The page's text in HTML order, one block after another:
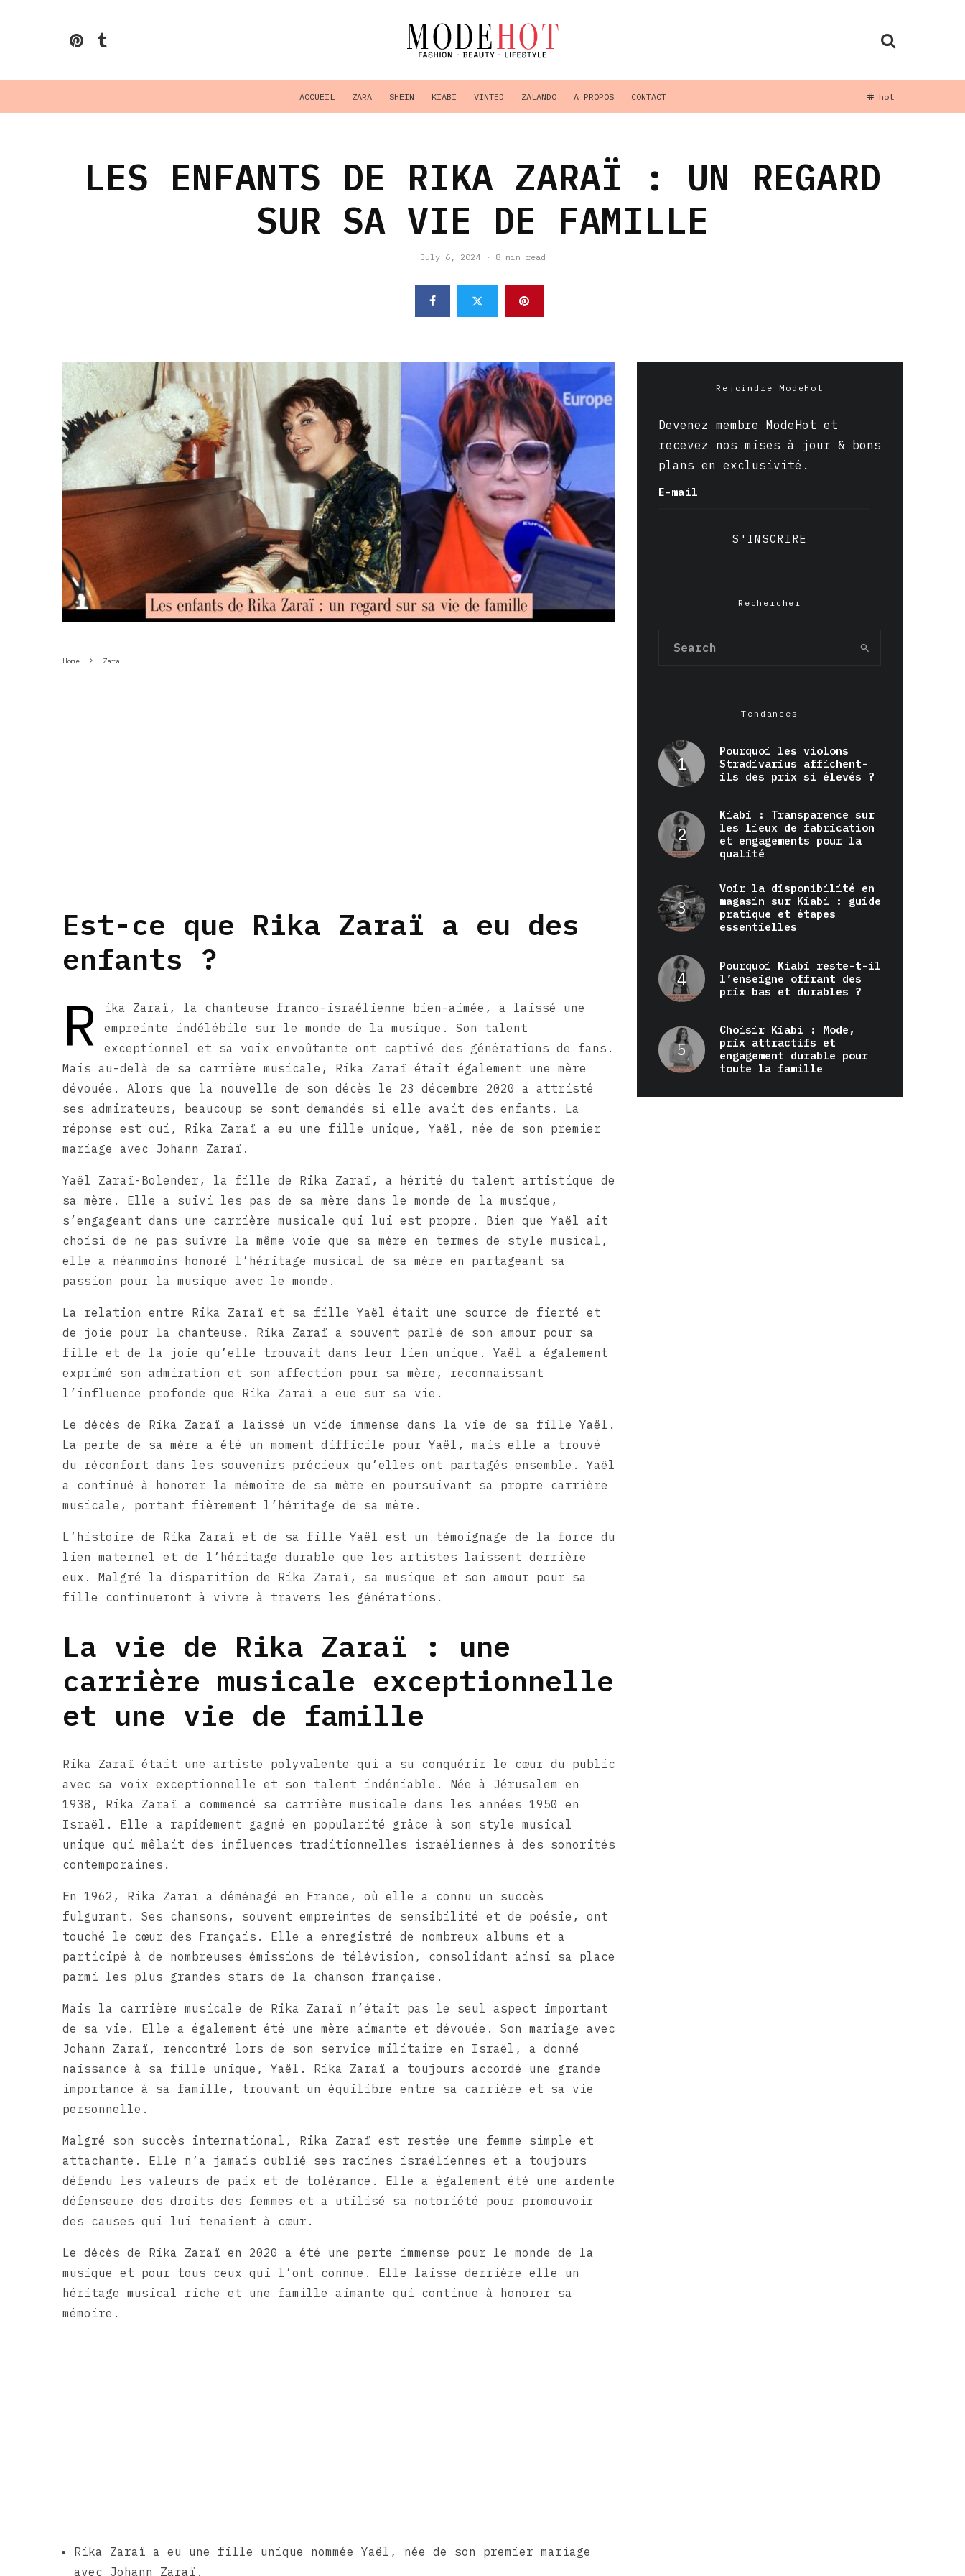
ACCUEIL ZARA SHEIN KIABI VINTED ZALANDO A PROPOS CONTACT hot
LES ENFANTS DE RIKA ZARAÏ : UN REGARD
SUR SA VIE DE FAMILLE
July 6, 2024 · 8 min read
Home Zara
Est-ce que Rika Zaraï a eu des
enfants ?
R
ika Zaraï, la chanteuse franco-israélienne bien-aimée, a laissé une
empreinte indélébile sur le monde de la musique. Son talent
exceptionnel et sa voix envoûtante ont captivé des générations de fans.
Mais au-delà de sa carrière musicale, Rika Zaraï était également une mère
dévouée. Alors que la nouvelle de son décès le 23 décembre 2020 a attristé
ses admirateurs, beaucoup se sont demandés si elle avait des enfants. La
réponse est oui, Rika Zaraï a eu une fille unique, Yaël, née de son premier
mariage avec Johann Zaraï.
Yaël Zaraï-Bolender, la fille de Rika Zaraï, a hérité du talent artistique de
sa mère. Elle a suivi les pas de sa mère dans le monde de la musique,
s’engageant dans une carrière musicale qui lui est propre. Bien que Yaël ait
choisi de ne pas suivre la même voie que sa mère en termes de style musical,
elle a néanmoins honoré l’héritage musical de sa mère en partageant sa
passion pour la musique avec le monde.
La relation entre Rika Zaraï et sa fille Yaël était une source de fierté et
de joie pour la chanteuse. Rika Zaraï a souvent parlé de son amour pour sa
fille et de la joie qu’elle trouvait dans leur lien unique. Yaël a également
exprimé son admiration et son affection pour sa mère, reconnaissant
l’influence profonde que Rika Zaraï a eue sur sa vie.
Le décès de Rika Zaraï a laissé un vide immense dans la vie de sa fille Yaël.
La perte de sa mère a été un moment difficile pour Yaël, mais elle a trouvé
du réconfort dans les souvenirs précieux qu’elles ont partagés ensemble. Yaël
a continué à honorer la mémoire de sa mère en poursuivant sa propre carrière
musicale, portant fièrement l’héritage de sa mère.
L’histoire de Rika Zaraï et de sa fille Yaël est un témoignage de la force du
lien maternel et de l’héritage durable que les artistes laissent derrière
eux. Malgré la disparition de Rika Zaraï, sa musique et son amour pour sa
fille continueront à vivre à travers les générations.
La vie de Rika Zaraï : une
carrière musicale exceptionnelle
et une vie de famille
Rika Zaraï était une artiste polyvalente qui a su conquérir le cœur du public
avec sa voix exceptionnelle et son talent indéniable. Née à Jérusalem en
1938, Rika Zaraï a commencé sa carrière musicale dans les années 1950 en
Israël. Elle a rapidement gagné en popularité grâce à son style musical
unique qui mêlait des influences traditionnelles israéliennes à des sonorités
contemporaines.
En 1962, Rika Zaraï a déménagé en France, où elle a connu un succès
fulgurant. Ses chansons, souvent empreintes de sensibilité et de poésie, ont
touché le cœur des Français. Elle a enregistré de nombreux albums et a
participé à de nombreuses émissions de télévision, consolidant ainsi sa place
parmi les plus grandes stars de la chanson française.
Mais la carrière musicale de Rika Zaraï n’était pas le seul aspect important
de sa vie. Elle a également été une mère aimante et dévouée. Son mariage avec
Johann Zaraï, rencontré lors de son service militaire en Israël, a donné
naissance à sa fille unique, Yaël. Rika Zaraï a toujours accordé une grande
importance à sa famille, trouvant un équilibre entre sa carrière et sa vie
personnelle.
Malgré son succès international, Rika Zaraï est restée une femme simple et
attachante. Elle n’a jamais oublié ses racines israéliennes et a toujours
défendu les valeurs de paix et de tolérance. Elle a également été une ardente
défenseure des droits des femmes et a utilisé sa notoriété pour promouvoir
des causes qui lui tenaient à cœur.
Le décès de Rika Zaraï en 2020 a été une perte immense pour le monde de la
musique et pour tous ceux qui l’ont connue. Elle laisse derrière elle un
héritage musical riche et une famille aimante qui continue à honorer sa
mémoire.
Rika Zaraï a eu une fille unique nommée Yaël, née de son premier mariage
avec Johann Zaraï.
Rejoindre ModeHot
Devenez membre ModeHot et
recevez nos mises à jour & bons
plans en exclusivité.
E-mail
S'INSCRIRE
Rechercher
Tendances
Pourquoi les violons
Stradivarius affichent-
ils des prix si élevés ?
Kiabi : Transparence sur
les lieux de fabrication
et engagements pour la
qualité
Voir la disponibilité en
magasin sur Kiabi : guide
pratique et étapes
essentielles
Pourquoi Kiabi reste-t-il
l’enseigne offrant des
prix bas et durables ?
Choisir Kiabi : Mode,
prix attractifs et
engagement durable pour
toute la famille